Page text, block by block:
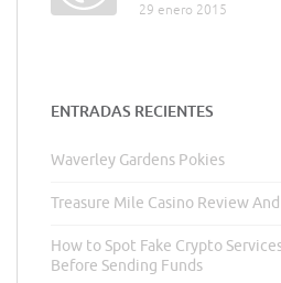
29 enero 2015
ENTRADAS RECIENTES
Waverley Gardens Pokies
Treasure Mile Casino Review
How to Spot Fake Crypto
Before Sending Funds